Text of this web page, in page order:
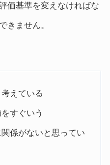
価基準を変えなければな
きません。
えている
すぐいう
係がないと思ってい